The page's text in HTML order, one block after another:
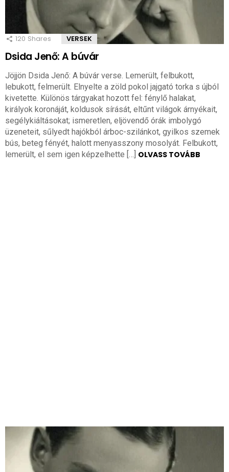
120 Shares VERSEK
Dsida Jenő: A búvár
Jöjjön Dsida Jenő: A búvár verse. Lemerült, felbukott,
lebukott, felmerült. Elnyelte a zöld pokol jajgató torka s újból
kivetette. Különös tárgyakat hozott fel: fénylő halakat,
királyok koronáját, koldusok sírását, eltűnt világok árnyékait,
segélykiáltásokat; ismeretlen, eljövendő órák imbolygó
üzeneteit, sűlyedt hajókból árboc-szilánkot, gyilkos szemek
bús, beteg fényét, halott menyasszony mosolyát. Felbukott,
lemerült, el sem igen képzelhette […] OLVASS TOVÁBB